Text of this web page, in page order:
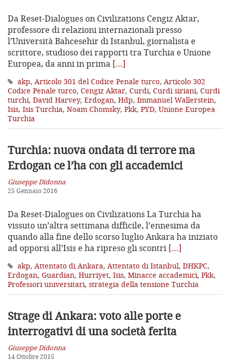
Da Reset-Dialogues on Civilizations Cengiz Aktar,
professore di relazioni internazionali presso
l’Università Bahcesehir di Istanbul, giornalista e
scrittore, studioso dei rapporti tra Turchia e Unione
Europea, da anni in prima […]
akp, Articolo 301 del Codice Penale turco, Articolo 302
Codice Penale turco, Cengiz Aktar, Curdi, Curdi siriani, Curdi
turchi, David Harvey, Erdogan, Hdp, Immanuel Wallerstein,
Isis, Isis Turchia, Noam Chomsky, Pkk, PYD, Unione Europea
Turchia
Turchia: nuova ondata di terrorema
Erdogan ce l’ha con gli accademici
Giuseppe Didonna
25 Gennaio 2016
Da Reset-Dialogues on Civilizations La Turchia ha
vissuto un’altra settimana difficile, l’ennesima da
quando alla fine dello scorso luglio Ankara ha iniziato
ad opporsi all’Isis e ha ripreso gli scontri […]
akp, Attentato di Ankara, Attentato di Istanbul, DHKPC,
Erdogan, Guardian, Hurriyet, Isis, Minacce accademici, Pkk,
Professori universitari, strategia della tensione Turchia
Strage di Ankara: voto alle porte e
interrogativi di una società ferita
Giuseppe Didonna
14 Ottobre 2015